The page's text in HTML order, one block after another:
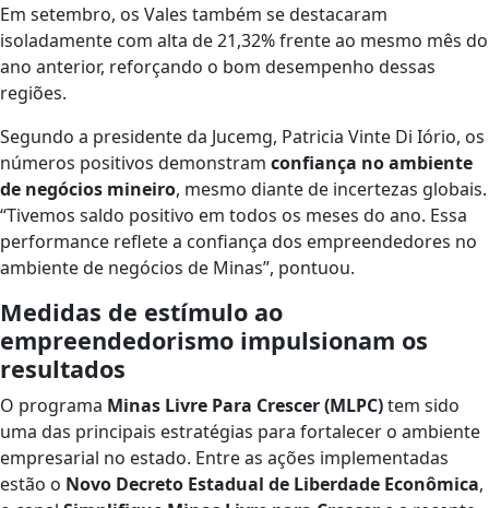
Em setembro, os Vales também se destacaram
isoladamente com alta de 21,32% frente ao mesmo mês do
ano anterior, reforçando o bom desempenho dessas
regiões.
Segundo a presidente da Jucemg, Patricia Vinte Di Iório, os
números positivos demonstram confiança no ambiente
de negócios mineiro, mesmo diante de incertezas globais.
“Tivemos saldo positivo em todos os meses do ano. Essa
performance reflete a confiança dos empreendedores no
ambiente de negócios de Minas”, pontuou.
Medidas de estímulo ao
empreendedorismo impulsionam os
resultados
O programa Minas Livre Para Crescer (MLPC)tem sido
uma das principais estratégias para fortalecer o ambiente
empresarial no estado. Entre as ações implementadas
estão o Novo Decreto Estadual de Liberdade Econômica,